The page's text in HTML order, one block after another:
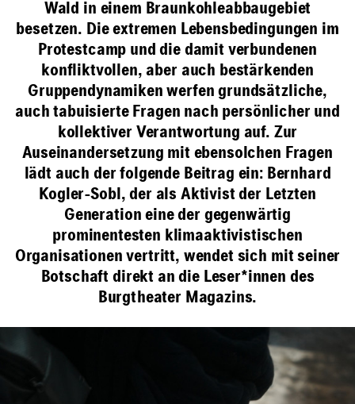
Wald in einem Braunkohleabbaugebiet
besetzen. Die extremen Lebensbedingungen im
Protestcamp und die damit verbundenen
konfliktvollen, aber auch bestärkenden
Gruppendynamiken werfen grundsätzliche,
auch tabuisierte Fragen nach persönlicher und
kollektiver Verantwortung auf. Zur
Auseinandersetzung mit ebensolchen Fragen
lädt auch der folgende Beitrag ein: Bernhard
Kogler-Sobl, der als Aktivist der Letzten
Generation eine der gegenwärtig
prominentesten klimaaktivistischen
Organisationen vertritt, wendet sich mit seiner
Botschaft direkt an die Leser*innen des
Burgtheater Magazins.